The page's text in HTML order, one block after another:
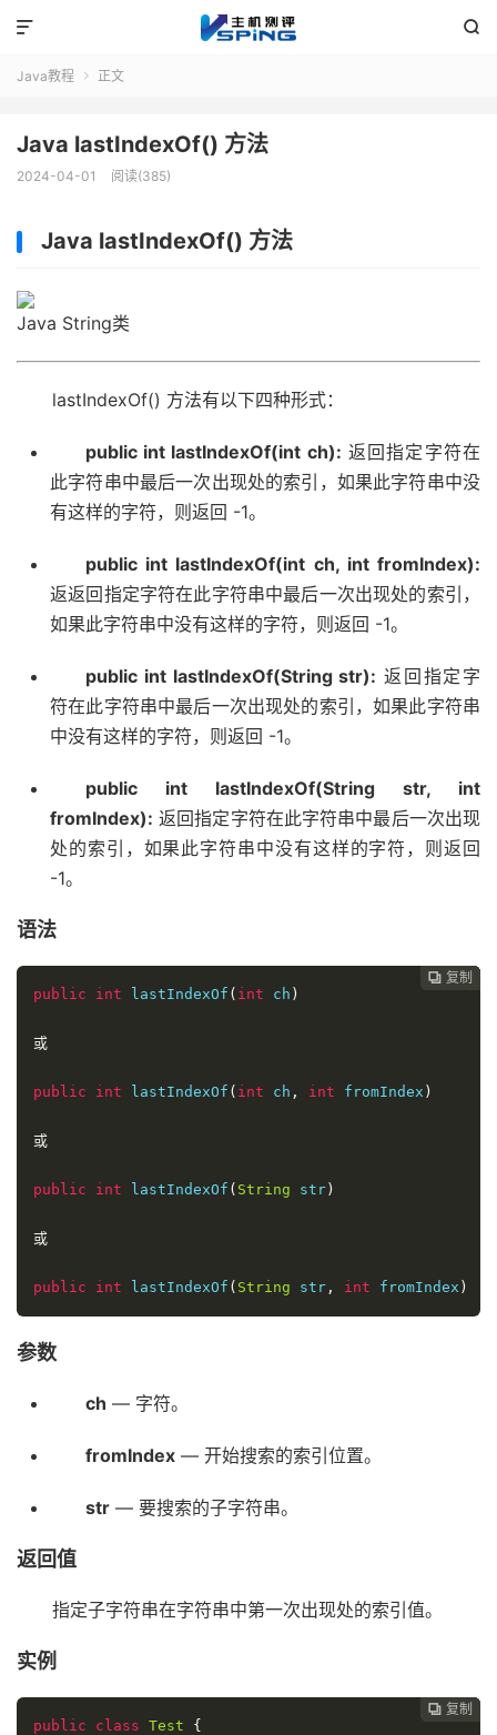


Java教程  正文
Java lastIndexOf() 方法
2024-04-01 阅读(385)
Java lastIndexOf() 方法
Java String类
lastIndexOf() 方法有以下四种形式：
public int lastIndexOf(int ch): 返回指定字符在
此字符串中最后一次出现处的索引，如果此字符串中没
有这样的字符，则返回 -1。
public int lastIndexOf(int ch, int fromIndex):
返返回指定字符在此字符串中最后一次出现处的索引，
如果此字符串中没有这样的字符，则返回 -1。
public int lastIndexOf(String str): 返回指定字
符在此字符串中最后一次出现处的索引，如果此字符串
中没有这样的字符，则返回 -1。
public int lastIndexOf(String str, int
fromIndex): 返回指定字符在此字符串中最后一次出现
处的索引，如果此字符串中没有这样的字符，则返回
-1。
语法
 复制
 复制
 复制
 复制
 复制
public
int lastIndexOf ( int ch )
或
public int lastIndexOf ( int ch , int fromIndex )
或
public int lastIndexOf ( String str )
或
public int lastIndexOf ( String str , int fromIndex )
参数
ch — 字符。
fromIndex — 开始搜索的索引位置。
str — 要搜索的子字符串。
返回值
指定子字符串在字符串中第一次出现处的索引值。
实例
 复制
 复制
 复制
 复制
public
class Test
{